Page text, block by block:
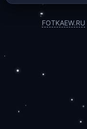
FOTKAEW.RU